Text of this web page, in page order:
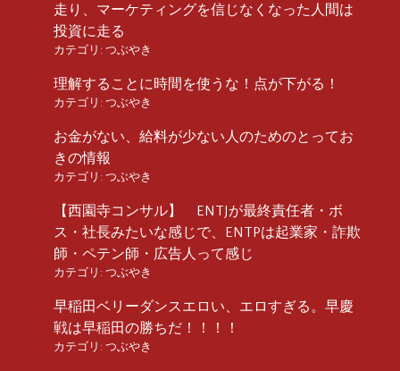
走り、マーケティングを信じなくなった人間は
投資に走る
カテゴリ: つぶやき
理解することに時間を使うな！点が下がる！
カテゴリ: つぶやき
お金がない、給料が少ない人のためのとってお
きの情報
カテゴリ: つぶやき
【西園寺コンサル】 ENTJが最終責任者・ボ
ス・社長みたいな感じで、ENTPは起業家・詐欺
師・ペテン師・広告人って感じ
カテゴリ: つぶやき
早稲田ベリーダンスエロい、エロすぎる。早慶
戦は早稲田の勝ちだ！！！！
カテゴリ: つぶやき